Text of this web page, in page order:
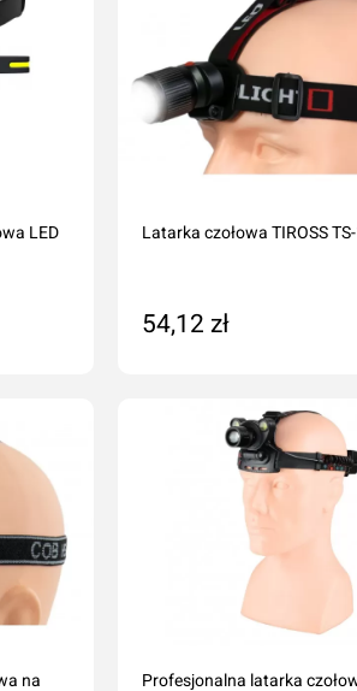
Oświetlenie ostrzegawcze
Oświetlenie biurowe
Odrdzewiacze
Środki penetrująco smarujące
Kleje anaerobowe
LED
Latarka czołowa TIROSS
54,12 zł
na
Profesjonalna latarka